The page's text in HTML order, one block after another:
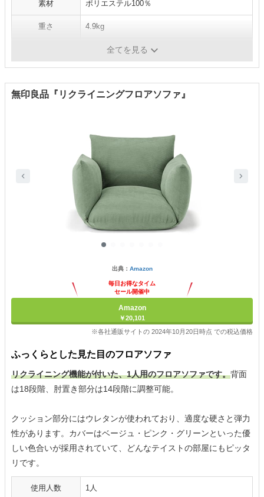
素材 ポリエステル100％
重さ 4.9kg
イエロー、グレー、グリーン
全てを見る
無印良品『リクライニングフロアソファ』
出典： Amazon
毎日お得なタイム
セール開催中
Amazon
￥20,101
※各社通販サイトの 2024年10月20日時点 での税込価格
ふっくらとした見た目のフロアソファ
リクライニング機能が付いた、1人用のフロアソファです。背面
は18段階、肘置き部分は14段階に調整可能。
クッション部分にはウレタンが使われており、適度な硬さと弾力
性があります。カバーはベージュ・ピンク・グリーンといった優
しい色合いが採用されていて、どんなテイストの部屋にもピッタ
リです。
使用人数 1人